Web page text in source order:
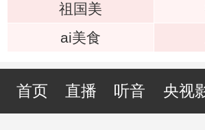
祖国美
ai美食
首页 直播 听音 央视